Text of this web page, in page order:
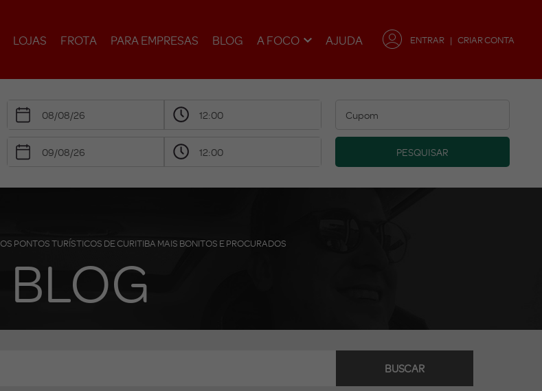
LOJAS FROTA PARA EMPRESAS BLOG A FOCO AJUDA ENTRAR CRIAR CONTA
PESQUISAR
OS PONTOS TURÍSTICOS DE CURITIBA MAIS BONITOS E PROCURADOS
BLOG
BUSCAR